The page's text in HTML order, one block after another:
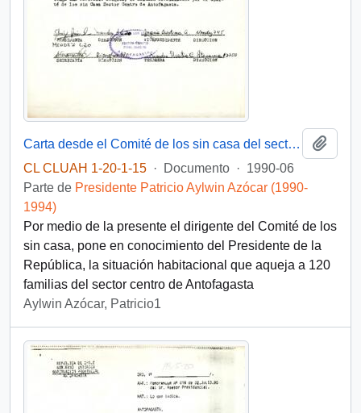
Carta desde el Comité de los sin casa del sector centro de Antofagasta, dirigida al Excelentísimo, sr. Patricio Aylwin Azócar, Presidente de la República
CL CLUAH 1-20-1-15 · Documento · 1990-06
Parte de Presidente Patricio Aylwin Azócar (1990-
1994)
Por medio de la presente el dirigente del Comité de los
sin casa, pone en conocimiento del Presidente de la
República, la situación habitacional que aqueja a 120
familias del sector centro de Antofagasta
Aylwin Azócar, Patricio1